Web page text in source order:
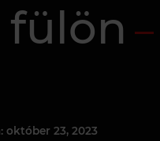
fülön
október 23, 2023